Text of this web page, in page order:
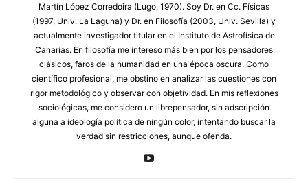
Martín López Corredoira (Lugo, 1970). Soy Dr. en Cc. Físicas
(1997, Univ. La Laguna) y Dr. en Filosofía (2003, Univ. Sevilla) y
actualmente investigador titular en el Instituto de Astrofísica de
Canarias. En filosofía me intereso más bien por los pensadores
clásicos, faros de la humanidad en una época oscura. Como
científico profesional, me obstino en analizar las cuestiones con
rigor metodológico y observar con objetividad. En mis reflexiones
sociológicas, me considero un librepensador, sin adscripción
alguna a ideología política de ningún color, intentando buscar la
verdad sin restricciones, aunque ofenda.